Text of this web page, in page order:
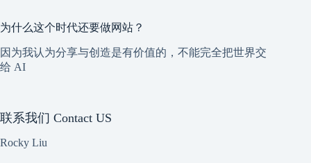
为什么这个时代还要做网站？
因为我认为分享与创造是有价值的，不能完全把世界交
给 AI
联系我们 Contact US
Rocky Liu